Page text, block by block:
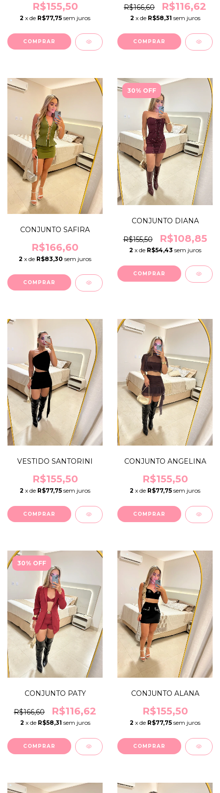
R$155,50
2 x de R$77,75 sem juros
COMPRAR
R$166,60 R$116,62
2 x de R$58,31 sem juros
COMPRAR
CONJUNTO SAFIRA
R$166,60
2 x de R$83,30 sem juros
COMPRAR
30% OFF
CONJUNTO DIANA
R$155,50 R$108,85
2 x de R$54,43 sem juros
COMPRAR
VESTIDO SANTORINI
R$155,50
2 x de R$77,75 sem juros
COMPRAR
CONJUNTO ANGELINA
R$155,50
2 x de R$77,75 sem juros
COMPRAR
30% OFF
CONJUNTO PATY
R$166,60 R$116,62
2 x de R$58,31 sem juros
COMPRAR
CONJUNTO ALANA
R$155,50
2 x de R$77,75 sem juros
COMPRAR